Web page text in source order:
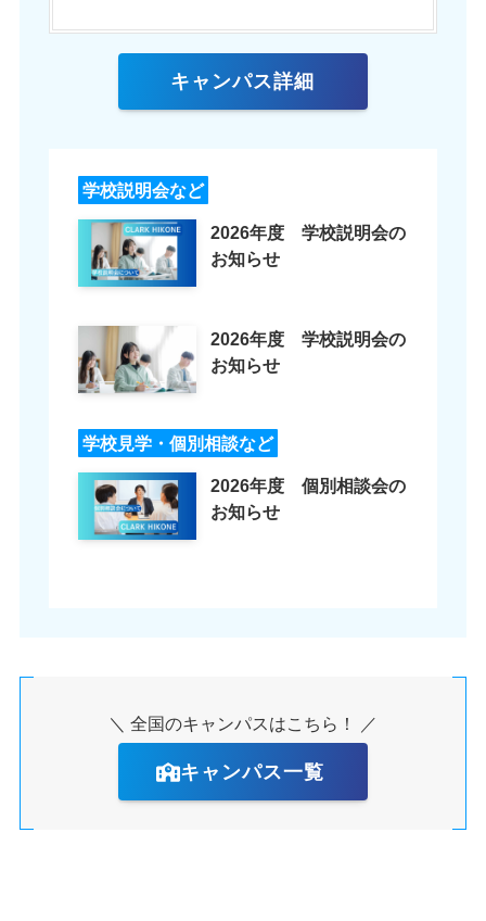
キャンパス詳細
学校説明会など
2026年度 学校説明会の
お知らせ
2026年度 学校説明会の
お知らせ
学校見学・個別相談など
2026年度 個別相談会の
お知らせ
＼ 全国のキャンパスはこちら！ ／
キャンパス一覧